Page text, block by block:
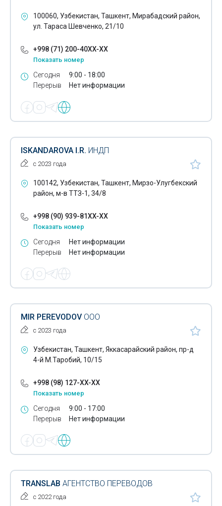
100060, Узбекистан, Ташкент, Мирабадский район,
ул. Тараса Шевченко, 21/10
+998 (71) 200-40XX-XX
Показать номер
Сегодня
Перерыв
9:00 - 18:00
Нет информации
ISKANDAROVA I.R. ИНДП
с 2023 года
100142, Узбекистан, Ташкент, Мирзо-Улугбекский
район, м-в ТТЗ-1, 34/8
+998 (90) 939-81XX-XX
Показать номер
Сегодня
Перерыв
Нет информации
Нет информации
MIR PEREVODOV ООО
с 2023 года
Узбекистан, Ташкент, Яккасарайский район, пр-д
4-й М.Таробий, 10/15
+998 (98) 127-XX-XX
Показать номер
Сегодня
Перерыв
9:00 - 17:00
Нет информации
TRANSLAB АГЕНТСТВО ПЕРЕВОДОВ
с 2022 года